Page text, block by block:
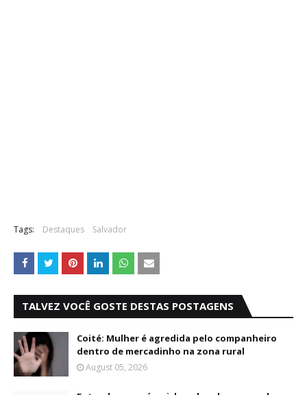
Tags: Destaques Salvador
TALVEZ VOCÊ GOSTE DESTAS POSTAGENS
Coité: Mulher é agredida pelo companheiro
dentro de mercadinho na zona rural
August 05, 2026